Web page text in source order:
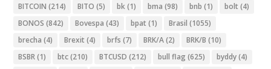
BITCOIN (214) BITO (5) bk(1) bma (98) bnb (1) bolt (4)
BONOS (842) Bovespa (43) bpat (1) Brasil (1055)
brecha (4) Brexit (4) brfs (7) BRK/A(2) BRK/B (10)
BSBR(1) btc(210) BTCUSD (212) bull flag (625) byddy(4)